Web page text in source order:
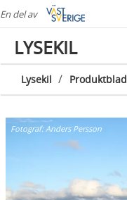
En del av
LYSEKIL
Lysekil / Produktblad
Fotograf:Anders Persson